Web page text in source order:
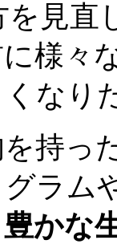
持っ
ラム
かな